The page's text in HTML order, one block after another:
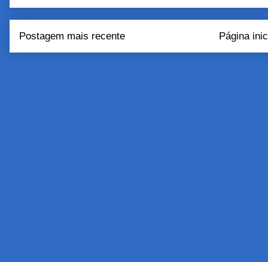
Postagem mais recente Página